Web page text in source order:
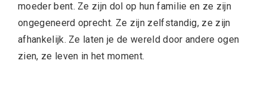
moeder bent. Ze zijn dol op hun familie en ze zijn
ongegeneerd oprecht. Ze zijn zelfstandig, ze zijn
afhankelijk. Ze laten je de wereld door andere ogen
zien, ze leven in het moment.